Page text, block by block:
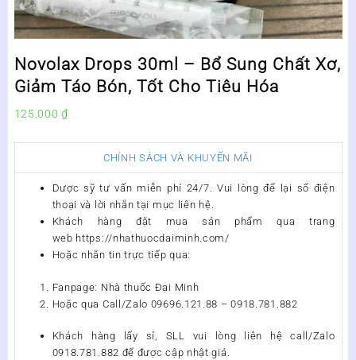
Novolax Drops 30ml – Bổ Sung Chất Xơ,
Giảm Táo Bón, Tốt Cho Tiêu Hóa
125.000₫
CHÍNH SÁCH VÀ KHUYẾN MÃI
Dược sỹ tư vấn miễn phí 24/7. Vui lòng để lại số điện
thoại và lời nhắn tại mục liên hệ.
Khách hàng đặt mua sản phẩm qua trang
web https://nhathuocdaiminh.com/
Hoặc nhắn tin trực tiếp qua:
Fanpage: Nhà thuốc Đại Minh
Hoặc qua Call/Zalo 09696.121.88 – 0918.781.882
Khách hàng lấy sỉ, SLL vui lòng liên hệ call/Zalo
0918.781.882 để được cập nhật giá.